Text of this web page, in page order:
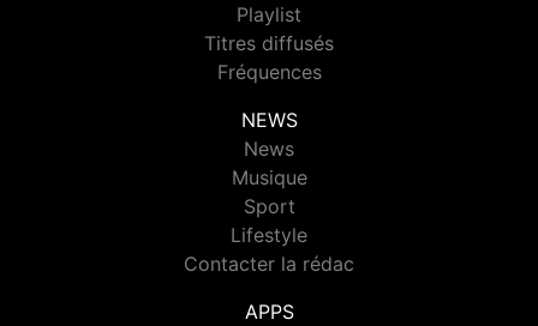
Playlist
Titres diffusés
Fréquences
NEWS
News
Musique
Sport
Lifestyle
Contacter la rédac
APPS